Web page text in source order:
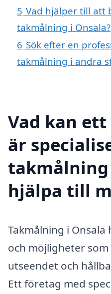
5 Vad hjälper till att
takmålning i Onsala?
6 Sök efter en
takmålning i andra
Vad kan
är
takmålning
hjälpa till
Takmålning i
och möjligheter
utseendet och
Ett företag med